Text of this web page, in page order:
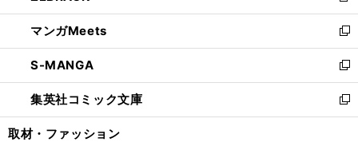
開
く
ウ
で
開
く
ン
ド
ウ
で
開
く
ウ
ィ
ン
ド
ウ
で
開
し
い
ウ
ィ
ン
ド
ウ
マンガMeets
新
し
い
ウ
ィ
ン
S-MANGA
新
し
い
ウ
集英社コミック文庫
新
し
取材・ファッション